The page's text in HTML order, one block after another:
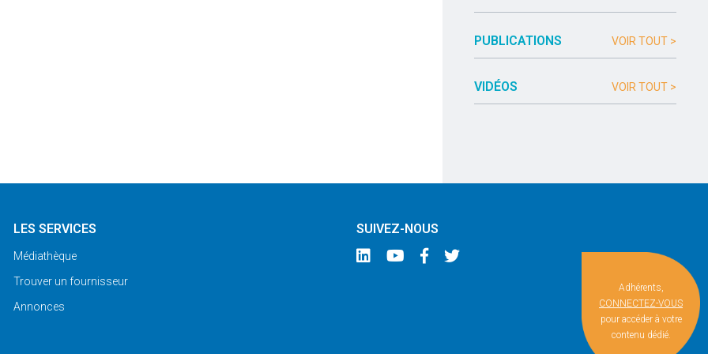
PUBLICATIONS VOIR TOUT >
VIDÉOS VOIR TOUT >
LES SERVICES
Médiathèque
Trouver un fournisseur
Annonces
SUIVEZ-NOUS
Adhérents,
CONNECTEZ-VOUS
pour accéder à votre
contenu dédié.